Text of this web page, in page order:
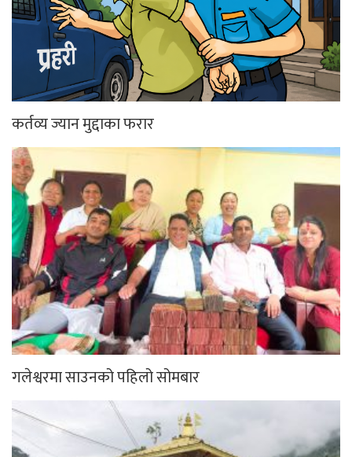
कर्तव्य ज्यान मुद्दाका फरार
गलेश्वरमा साउनको पहिलो सोमबार